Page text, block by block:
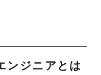
ンジニアとは